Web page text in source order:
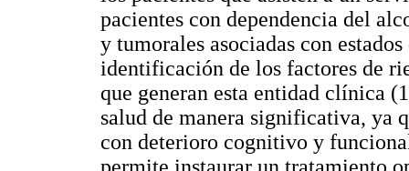
pacientes con dependencia del
y tumorales asociadas con
identificación de los factores de
que generan esta entidad clínica
salud de manera significativa, ya
con deterioro cognitivo y